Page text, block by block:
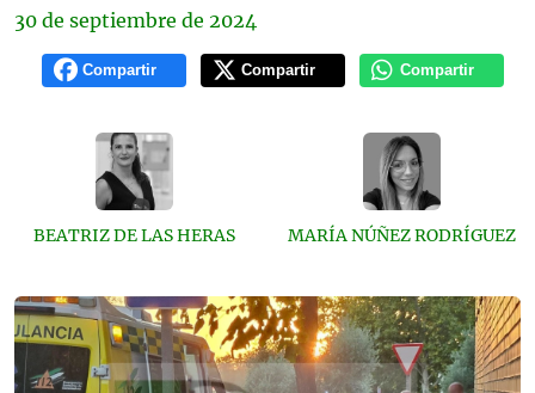
30 de septiembre de 2024
Compartir Compartir Compartir
BEATRIZ DE LAS HERAS MARÍA NÚÑEZ RODRÍGUEZ